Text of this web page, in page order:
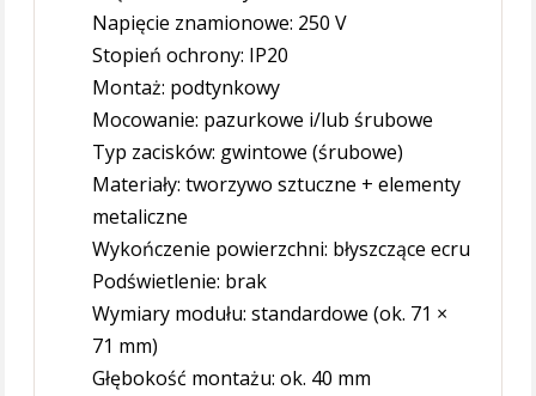
Napięcie znamionowe: 250 V
Stopień ochrony: IP20
Montaż: podtynkowy
Mocowanie: pazurkowe i/lub śrubowe
Typ zacisków: gwintowe (śrubowe)
Materiały: tworzywo sztuczne + elementy
metaliczne
Wykończenie powierzchni: błyszczące ecru
Podświetlenie: brak
Wymiary modułu: standardowe (ok. 71 ×
71 mm)
Głębokość montażu: ok. 40 mm